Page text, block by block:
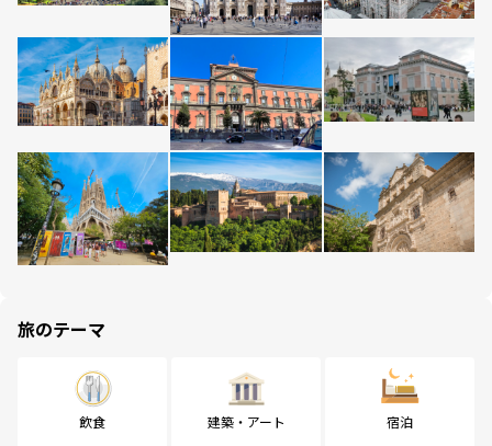
旅のテーマ
飲食 建築・アート 宿泊